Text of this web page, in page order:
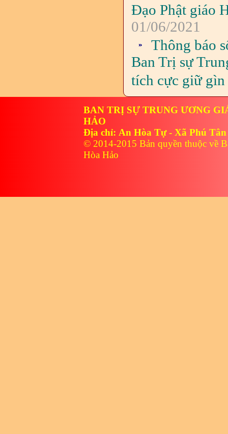
Đạo Phật giáo
01/06/2021
Thông báo
Ban Trị sự
tích cực giữ gìn
BAN TRỊ SỰ TRUNG ƯƠNG
HẢO
Địa chỉ: An Hòa Tự - Xã Phú
© 2014-2015 Bản quyền thuộc về
Hòa Hảo